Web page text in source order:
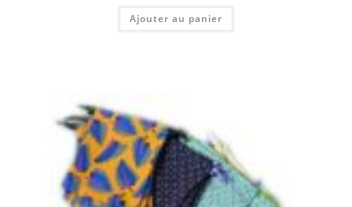
Ajouter au panier